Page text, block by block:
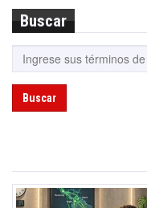
Buscar
Buscar